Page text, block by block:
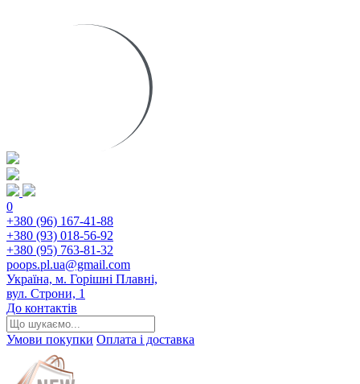
0
+380 (96) 167-41-88
+380 (93) 018-56-92
+380 (95) 763-81-32
poops.pl.ua@gmail.com
Україна, м. Горішні Плавні,
вул. Строни, 1
До контактів
Умови покупки Оплата і доставка